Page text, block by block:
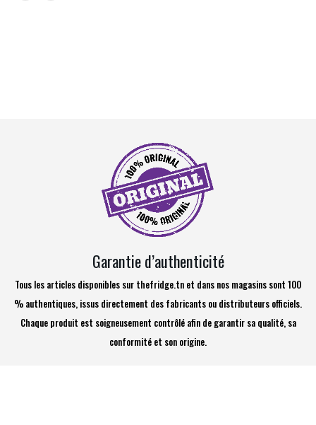
Garantie d’authenticité
Tous les articles disponibles sur thefridge.tn et dans nos magasins sont 100
% authentiques, issus directement des fabricants ou distributeurs officiels.
Chaque produit est soigneusement contrôlé afin de garantir sa qualité, sa
conformité et son origine.